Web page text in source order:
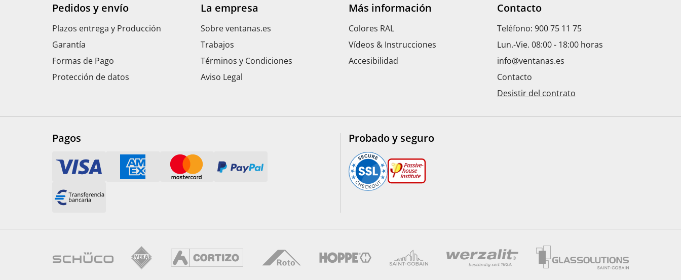
Pedidos y envío
Plazos entrega y Producción
Garantía
Formas de Pago
Protección de datos
La empresa
Sobre ventanas.es
Trabajos
Términos y Condiciones
Aviso Legal
Más información
Colores RAL
Vídeos & Instrucciones
Accesibilidad
Contacto
Teléfono: 900 75 11 75
Lun.-Vie. 08:00 - 18:00 horas
info@ventanas.es
Contacto
Desistir del contrato
Pagos Probado y seguro